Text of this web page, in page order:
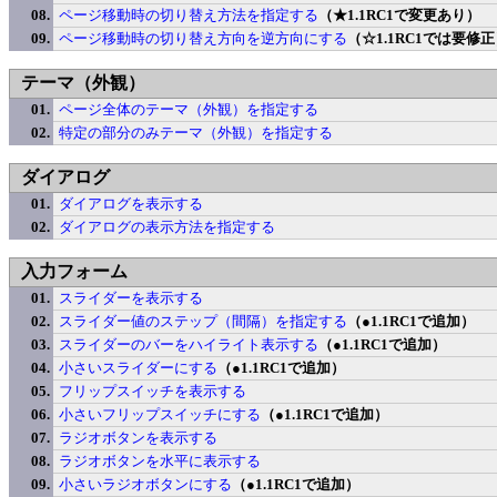
ページ移動時の切り替え方法を指定する （★1.1RC1で変更あり）
ページ移動時の切り替え方向を逆方向にする （☆1.1RC1では要修
テーマ（外観）
ページ全体のテーマ（外観）を指定する
特定の部分のみテーマ（外観）を指定する
ダイアログ
ダイアログを表示する
ダイアログの表示方法を指定する
入力フォーム
スライダーを表示する
スライダー値のステップ（間隔）を指定する （●1.1RC1で追加）
スライダーのバーをハイライト表示する （●1.1RC1で追加）
小さいスライダーにする （●1.1RC1で追加）
フリップスイッチを表示する
小さいフリップスイッチにする （●1.1RC1で追加）
ラジオボタンを表示する
ラジオボタンを水平に表示する
小さいラジオボタンにする （●1.1RC1で追加）